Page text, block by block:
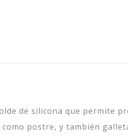
de silicona que permite
postre, y también